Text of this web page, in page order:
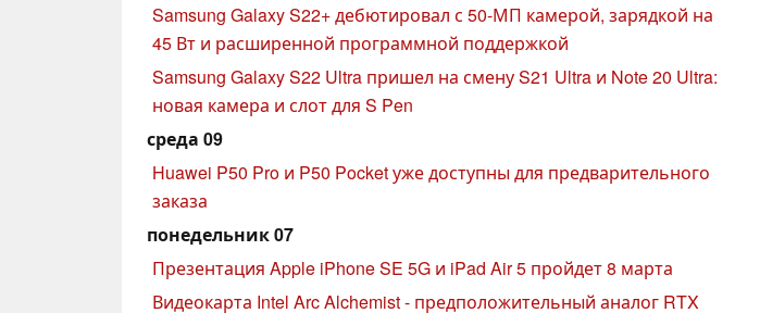
Samsung Galaxy S22+ дебютировал с 50-МП камерой, зарядкой на
45 Вт и расширенной программной поддержкой
Samsung Galaxy S22 Ultra пришел на смену S21 Ultra и Note 20 Ultra:
новая камера и слот для S Pen
среда 09
Huawei P50 Pro и P50 Pocket уже доступны для предварительного
заказа
понедельник 07
Презентация Apple iPhone SE 5G и iPad Air 5 пройдет 8 марта
Видеокарта Intel Arc Alchemist - предположительный аналог RTX